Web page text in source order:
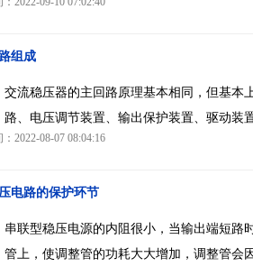
组成
交流稳压器的主回路原理基本相同，但基本
路、电压调节装置、输出保护装置、驱动装
2022-08-07 08:04:16
电路的保护环节
串联型稳压电源的内阻很小，当输出端短路
管上，使调整管的功耗大大增加，调整管会